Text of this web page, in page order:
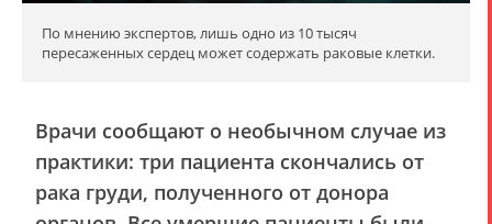
По мнению экспертов, лишь одно из 10 тысяч
пересаженных сердец может содержать раковые клетки.
Врачи сообщают о необычном случае из
практики: три пациента скончались от
рака груди, полученного от донора